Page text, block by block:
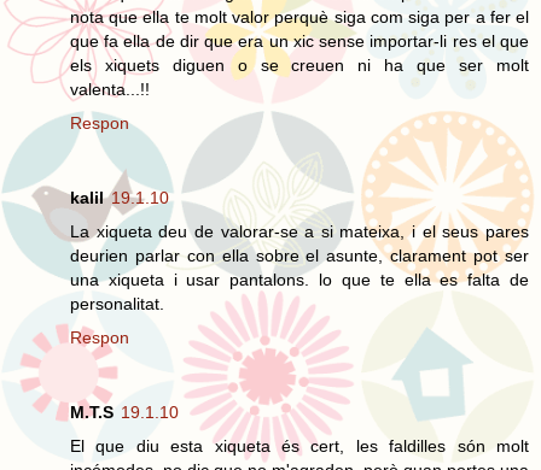
nota que ella te molt valor perquè siga com siga per a fer el
que fa ella de dir que era un xic sense importar-li res el que
els xiquets diguen o se creuen ni ha que ser molt
valenta...!!
Respon
kalil 19.1.10
La xiqueta deu de valorar-se a si mateixa, i el seus pares
deurien parlar con ella sobre el asunte, clarament pot ser
una xiqueta i usar pantalons. lo que te ella es falta de
personalitat.
Respon
M.T.S 19.1.10
El que diu esta xiqueta és cert, les faldilles són molt